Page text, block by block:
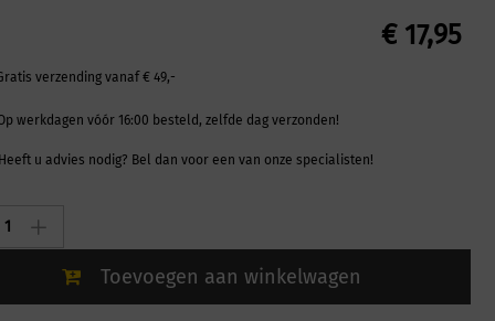
€17,95
verzending vanaf € 49,-
werkdagen vóór 16:00 besteld, zelfde dag verzonden!
Heeft u advies nodig? Bel dan voor een van onze specialisten!
Toevoegen aan winkelwagen